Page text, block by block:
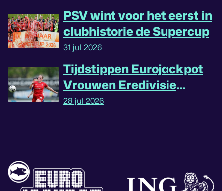
PSV wint voor het eerst in
clubhistorie de Supercup
31 jul 2026
Tijdstippen Eurojackpot
Vrouwen Eredivisie
omgedraaid
28 jul 2026